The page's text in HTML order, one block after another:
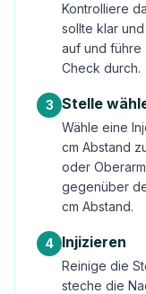
Kontrolliere
sollte klar
auf und
Check durch.
3 Stelle
Wähle eine
cm Abstand
oder
gegenüber
cm Abstand.
4 Injizieren
Reinige die
steche die